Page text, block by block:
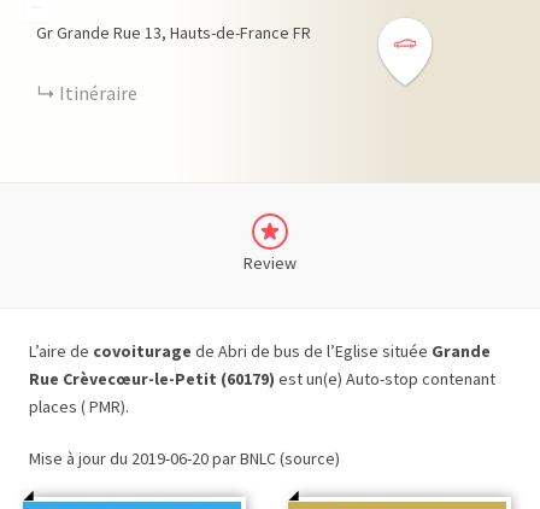
Gr Grande Rue 13 Hauts-de-France FR
Itinéraire
Review
L’aire de covoiturage de Abri de bus de l’Eglise située Grande
Rue Crèvecœur-le-Petit (60179) est un(e) Auto-stop contenant
places ( PMR).
Mise à jour du 2019-06-20 par BNLC (source)